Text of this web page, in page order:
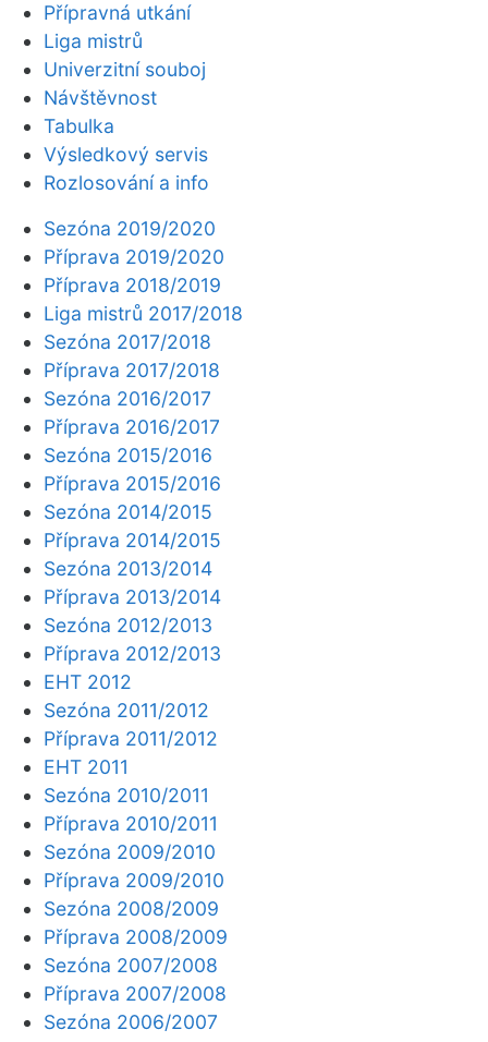
Přípravná utkání
Liga mistrů
Univerzitní souboj
Návštěvnost
Tabulka
Výsledkový servis
Rozlosování a info
Sezóna 2019/2020
Příprava 2019/2020
Příprava 2018/2019
Liga mistrů 2017/2018
Sezóna 2017/2018
Příprava 2017/2018
Sezóna 2016/2017
Příprava 2016/2017
Sezóna 2015/2016
Příprava 2015/2016
Sezóna 2014/2015
Příprava 2014/2015
Sezóna 2013/2014
Příprava 2013/2014
Sezóna 2012/2013
Příprava 2012/2013
EHT 2012
Sezóna 2011/2012
Příprava 2011/2012
EHT 2011
Sezóna 2010/2011
Příprava 2010/2011
Sezóna 2009/2010
Příprava 2009/2010
Sezóna 2008/2009
Příprava 2008/2009
Sezóna 2007/2008
Příprava 2007/2008
Sezóna 2006/2007